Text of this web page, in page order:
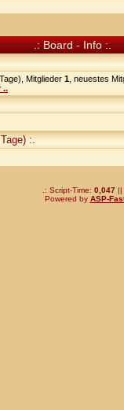
.: Board - Info :.
Mitglieder 1 , neuestes
..
:.
.: Script-Time: 0,047 ||
Powered by ASP-